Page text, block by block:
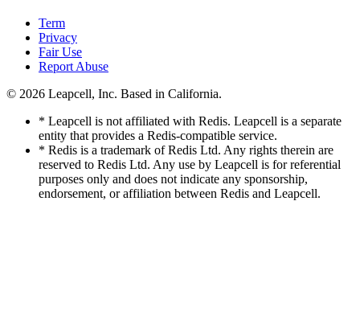
Term
Privacy
Fair Use
Report Abuse
© 2026 Leapcell, Inc. Based in California.
* Leapcell is not affiliated with Redis. Leapcell is a separate
entity that provides a Redis-compatible service.
* Redis is a trademark of Redis Ltd. Any rights therein are
reserved to Redis Ltd. Any use by Leapcell is for referential
purposes only and does not indicate any sponsorship,
endorsement, or affiliation between Redis and Leapcell.